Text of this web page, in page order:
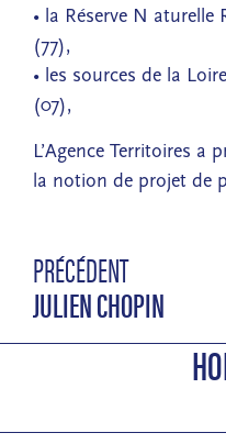
• la Réserve N aturelle
(77),
• les sources de la
(07),
L’Agence Territoires a
la notion de projet de
PRÉCÉDENT
JULIEN CHOPIN